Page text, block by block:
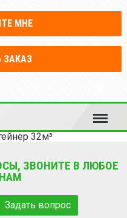
МНЕ
Меню
32м³
ЗВОНИТЕ В ЛЮБОЕ
Задать вопрос